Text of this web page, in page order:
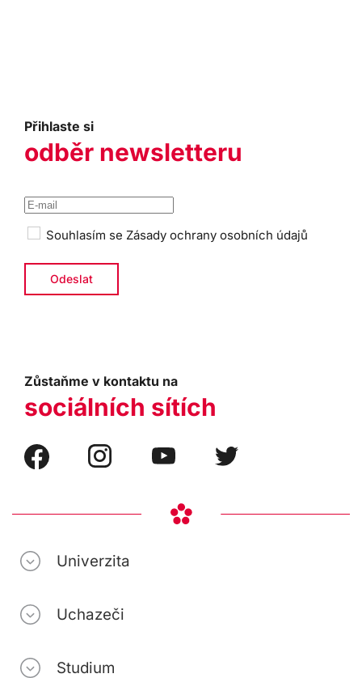
Přihlaste si
odběr newsletteru
Souhlasím se Zásady ochrany osobních údajů
Zůstaňme v kontaktu na
sociálních sítích
Univerzita
Uchazeči
Studium